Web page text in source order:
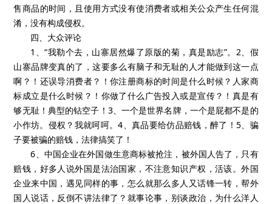
售商品的时间，且使用方式没有使消费者或相关公众产生任何混
淆，没有构成侵权。
四、大众评论
1、“我勒个去，山寨居然爆了原版的菊，真是励志”。2、假
山寨品牌变真的了，这要多么有脑子和无耻的人才能做到这一点
啊？！还误导消费者？！你注册商标的时间是什么时候？人家商
标成立是什么时候？！你做了什么广告投入或是宣传？！真是有
够无耻！典型的钻空子！3、一个是世界名牌，一个是屁都不是的
小作坊。侵权？我就呵呵。4、真品要给仿品赔钱，醉了！5、骗
子要被骗的赔钱，法律搞笑了！
6、中国企业在外国做生意商标被抢注，被外国人告了，只有
赔钱，好多人说外国是法治国家，不注意知识产权，活该。外国
企业来中国，遇见同样的事，怎么就那么多人又话锋一转，帮外
国人说话，反倒不讲法律了？就事论事，别谈政治，为什么洋人